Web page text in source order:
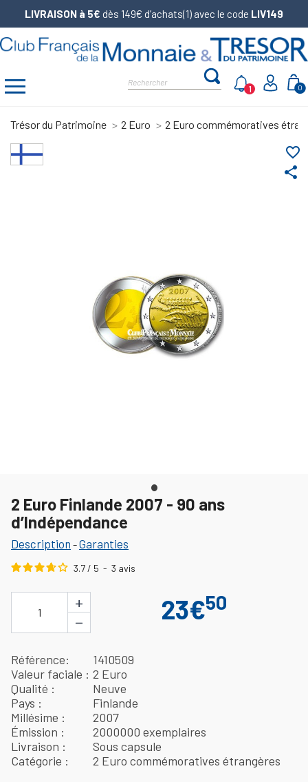
LIVRAISON à 5€ dès 149€ d’achats(1) avec le code LIV149
0
1
Trésor du Patrimoine 2 Euro 2 Euro commémoratives
share
favorite_border
2 Euro Finlande 2007 - 90 ans
d’Indépendance
Description -Garanties
3.7/ 5 - 3 avis
1
+
−
23€50
Référence
1410509
Valeur faciale
2 Euro
Qualité
Neuve
Pays
Finlande
Millésime
2007
Émission
2000000 exemplaires
Livraison
Sous capsule
Catégorie
2 Euro commémoratives étrangères